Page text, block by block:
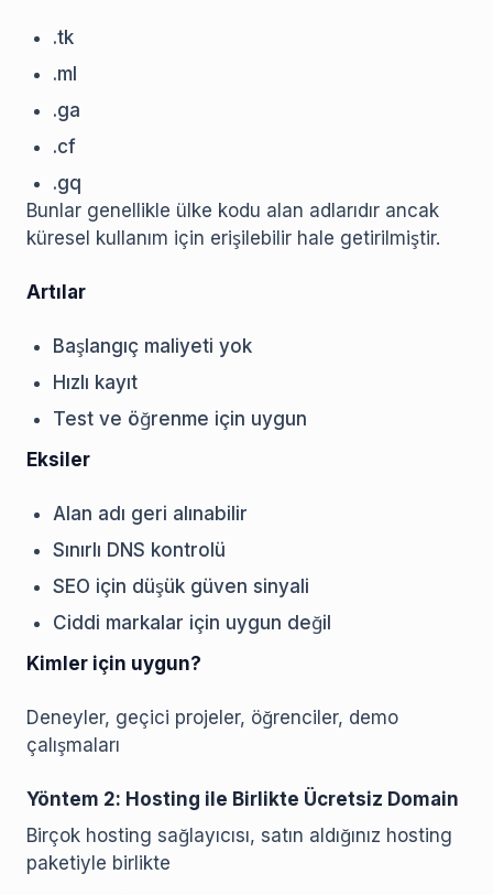
.tk
.ml
.ga
.cf
.gq
Bunlar genellikle ülke kodu alan adlarıdır ancak
küresel kullanım için erişilebilir hale getirilmiştir.
Artılar
Başlangıç maliyeti yok
Hızlı kayıt
Test ve öğrenme için uygun
Eksiler
Alan adı geri alınabilir
Sınırlı DNS kontrolü
SEO için düşük güven sinyali
Ciddi markalar için uygun değil
Kimler için uygun?
Deneyler, geçici projeler, öğrenciler, demo
çalışmaları
Yöntem 2: Hosting ile Birlikte Ücretsiz Domain
Birçok hosting sağlayıcısı, satın aldığınız hosting
paketiyle birlikte